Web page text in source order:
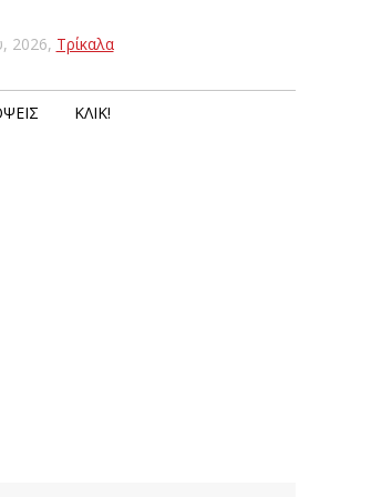
2026, Τρίκαλα
ΚΛΙΚ!